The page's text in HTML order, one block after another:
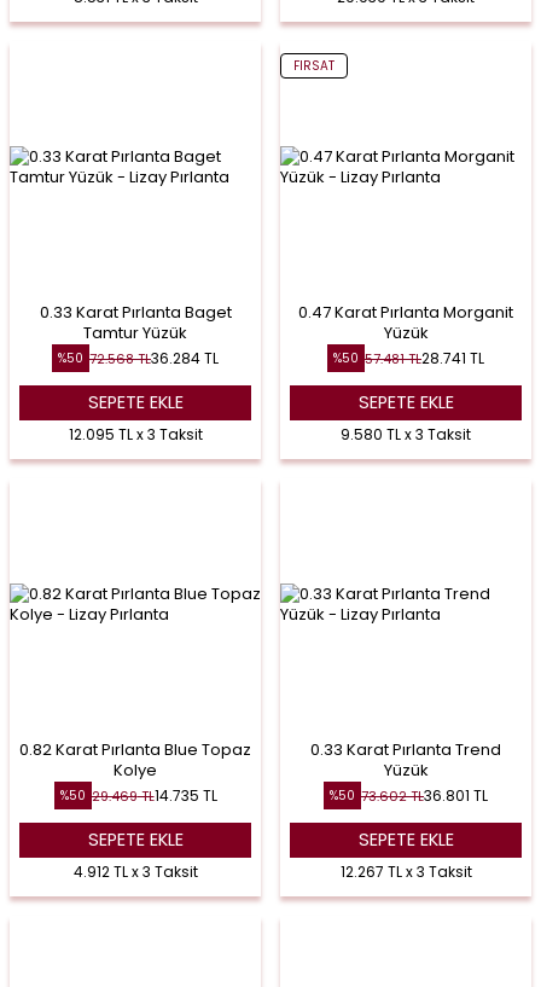
0.33 Karat Pırlanta Baget
Tamtur Yüzük
%50 72.568TL36.284TL
SEPETE EKLE
12.095 TL x 3 Taksit
FIRSAT
0.47 Karat Pırlanta Morganit
Yüzük
%50 57.481TL28.741 TL
SEPETE EKLE
9.580 TL x 3 Taksit
0.82 Karat Pırlanta Blue Topaz
Kolye
%50 29.469TL14.735 TL
SEPETE EKLE
4.912 TL x 3 Taksit
0.33 Karat Pırlanta Trend
Yüzük
%50 73.602TL36.801 TL
SEPETE EKLE
12.267 TL x 3 Taksit